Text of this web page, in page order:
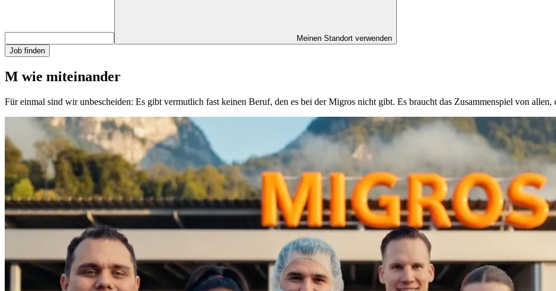
Meinen Standort verwenden
Job finden
M wie miteinander
Für einmal sind wir unbescheiden: Es gibt vermutlich fast keinen Beruf, den es bei der Migros nicht gibt. Es braucht das Zusammenspiel von